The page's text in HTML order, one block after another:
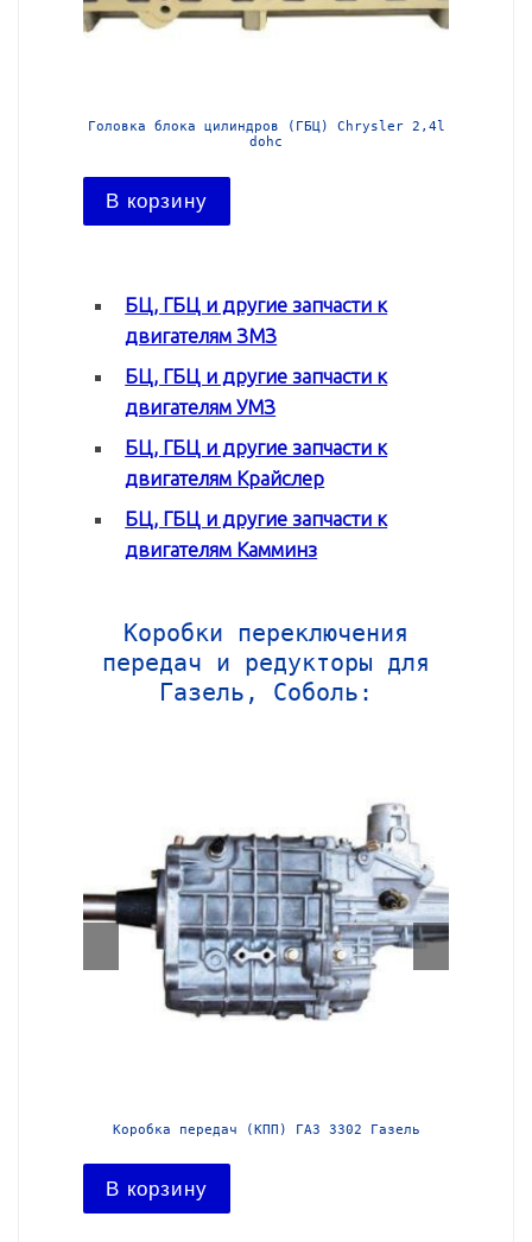
Головка блока цилиндров (ГБЦ) Chrysler 2,4l
dohc
В корзину
БЦ, ГБЦ и другие запчасти к
двигателям ЗМЗ
БЦ, ГБЦ и другие запчасти к
двигателям УМЗ
БЦ, ГБЦ и другие запчасти к
двигателям Крайслер
БЦ, ГБЦ и другие запчасти к
двигателям Камминз
Коробки переключения
передач и редукторы для
Газель, Соболь:
Коробка передач (КПП) ГАЗ 3302 Газель
В корзину